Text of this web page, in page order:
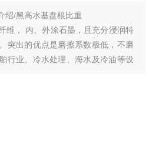
绍/黑高水基盘根比重
维， 内、外涂石墨，且充分浸润特
突出的优点是磨擦系数极低，不磨
行业、冷水处理、海水及冷油等设